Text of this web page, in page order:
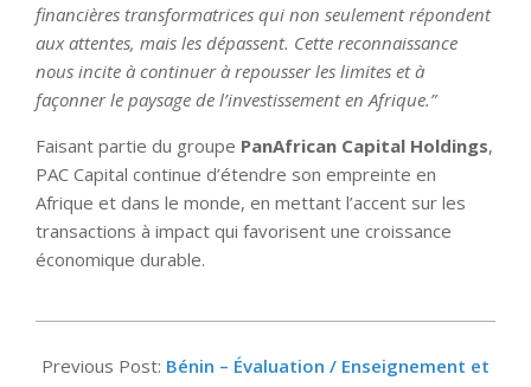
financières transformatrices qui non seulement répondent
aux attentes, mais les dépassent. Cette reconnaissance
nous incite à continuer à repousser les limites et à
façonner le paysage de l’investissement en Afrique.”
Faisant partie du groupe PanAfrican Capital Holdings,
PAC Capital continue d’étendre son empreinte en
Afrique et dans le monde, en mettant l’accent sur les
transactions à impact qui favorisent une croissance
économique durable.
04-
Previous Post: Bénin – Évaluation / Enseignement et